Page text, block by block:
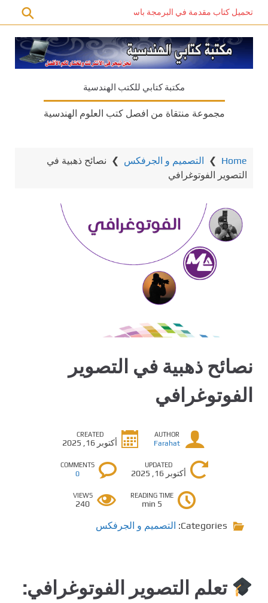
تحميل كتاب مقدمة في البرمجة باستخدام C# PDF – دليل المبتدئين للتعلم الذاتي
مكتبة كتابي للكتب الهندسية
مجموعة منتقاة من افصل كتب العلوم الهندسية
Home
❯ التصميم و الجرفكس ❯ نصائح ذهبية في
التصوير الفوتوغرافي
نصائح ذهبية في التصوير
الفوتوغرافي
AUTHOR
Farahat
CREATED
أكتوبر 16, 2025
UPDATED
أكتوبر 16, 2025
COMMENTS
0
READING TIME
5 min
VIEWS
240
Categories: التصميم و الجرفكس
تعلم التصوير الفوتوغرافي: